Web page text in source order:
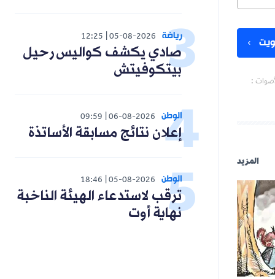
05-08-2026
12:25
صادي يكشف كواليس رحيل
بيتكوفيتش
06-08-2026
09:59
إعلان نتائج مسابقة الأساتذة
05-08-2026
18:46
ترقب لاستدعاء الهيئة الناخبة
نهاية أوت